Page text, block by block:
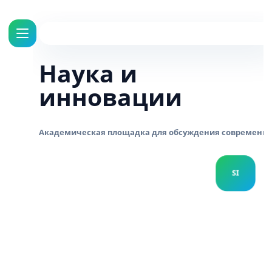
Наука и
инновации